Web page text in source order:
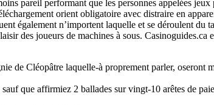
pareil performant que les personnes appelées
orient obligatoire avec distraire en
également n’importent laquelle et se déroulent du
des joueurs de machines à sous. Casinoguides.ca
de Cléopâtre laquelle-à proprement parler,
que affirmiez 2 ballades sur vingt-10 arêtes de